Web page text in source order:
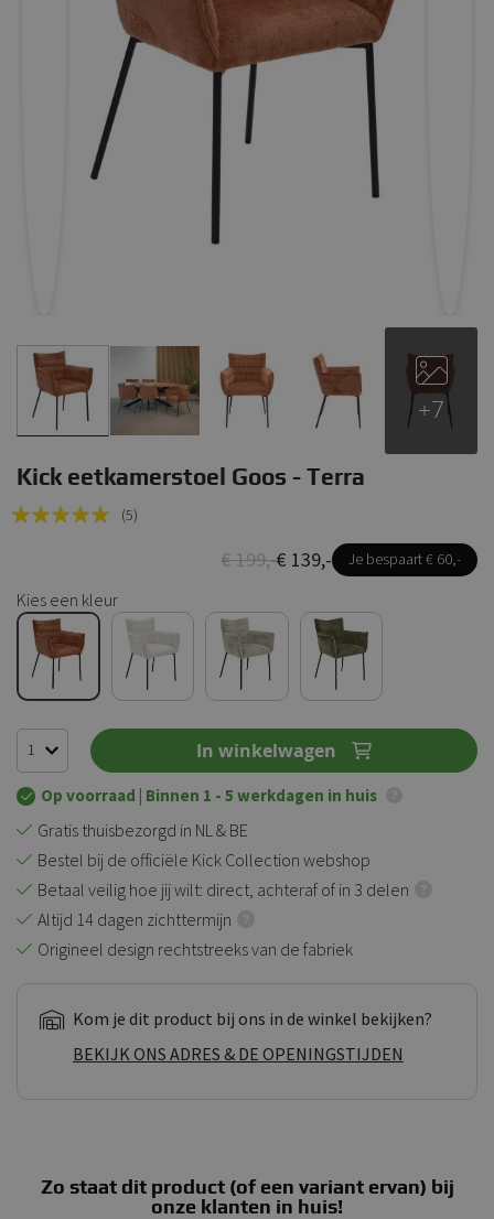
+7
Kick eetkamerstoel Goos - Terra
Rating:
(5)
Je bespaart € 60,-
€ 139,-
€ 199,-
Kies een kleur
In winkelwagen
Op voorraad | Binnen 1 - 5 werkdagen in huis
Gratis thuisbezorgd in NL & BE
Bestel bij de officiële Kick Collection webshop
Betaal veilig hoe jij wilt: direct, achteraf of in 3 delen
Altijd 14 dagen zichttermijn
Origineel design rechtstreeks van de fabriek
Kom je dit product bij ons in de winkel bekijken?
BEKIJK ONS ADRES & DE OPENINGSTIJDEN
Zo staat dit product (of een variant ervan) bij
onze klanten in huis!